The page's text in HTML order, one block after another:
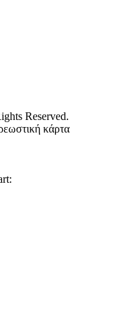
Reserved.